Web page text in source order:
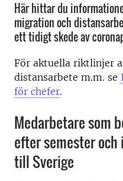
Här hittar du
migration och
ett tidigt skede av
För aktuella riktlinjer
distansarbete m.m. se
för chefer.
Medarbetare som
efter semester
till Sverige